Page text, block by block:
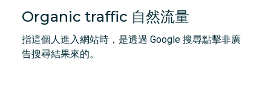
Organic traffic 自然流量
指這個人進入網站時，是透過 Google 搜尋點擊非廣
告搜尋結果來的。